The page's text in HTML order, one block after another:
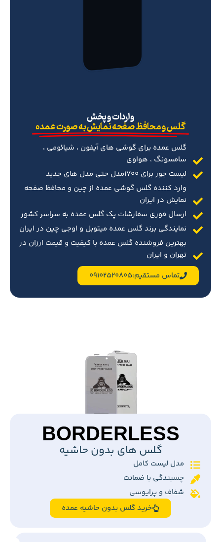
‌واردات و پخش
گلس و محافظ صفحه نمایش به صورت عمده
گلس عمده برای گوشی های آیفون ، شیائومی ،
سامسونگ ، هواوی
لیست جور برای 1700مدل حتی مدل های جدید
وارد کننده گلس گوشی عمده از چین و محافظ صفحه
نمایش در ایران
ارسال فوری سفارشات پک گلس عمده به سراسر کشور
نمایندگی برند گلس عمده میتوبل و اوجی چین در ایران
بهترین فروشنده گلس عمده با کیفیت و قیمت ارزان در
تهران و ایران
تماس مستقیم:09102520805
BORDERLESS
گلس های بدون حاشیه
مدل لیست کامل
چسبندگی با ضمانت
شفاف و پرایوسی
خرید گلس بدون حاشیه عمده